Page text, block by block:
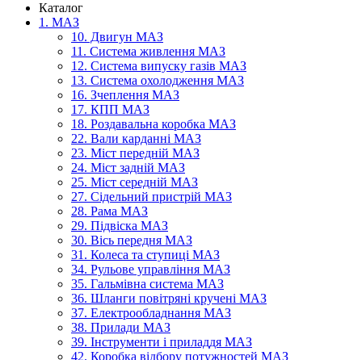
Каталог
1. МАЗ
10. Двигун МАЗ
11. Система живлення МАЗ
12. Система випуску газів МАЗ
13. Система охолодження МАЗ
16. Зчеплення МАЗ
17. КПП МАЗ
18. Роздавальна коробка МАЗ
22. Вали карданні МАЗ
23. Міст передній МАЗ
24. Міст задній МАЗ
25. Міст середній МАЗ
27. Сідельний пристрій МАЗ
28. Рама МАЗ
29. Підвіска МАЗ
30. Вісь передня МАЗ
31. Колеса та ступиці МАЗ
34. Рульове управління МАЗ
35. Гальмівна система МАЗ
36. Шланги повітряні кручені МАЗ
37. Електрообладнання МАЗ
38. Прилади МАЗ
39. Інструменти і приладдя МАЗ
42. Коробка відбору потужностей МАЗ